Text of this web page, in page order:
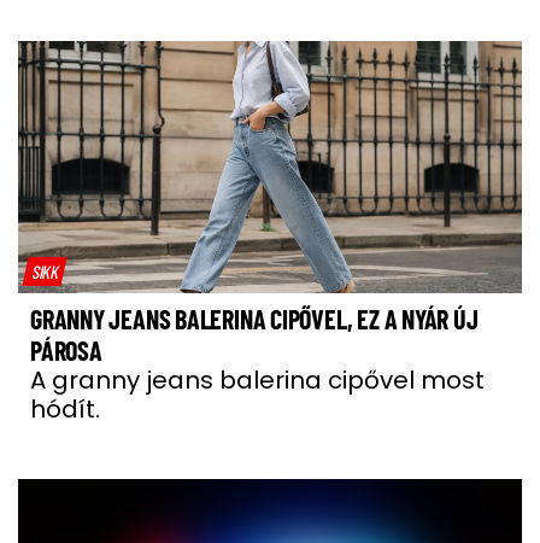
SIKK
GRANNY JEANS BALERINA CIPŐVEL, EZ A NYÁR ÚJ
PÁROSA
A granny jeans balerina cipővel most
hódít.